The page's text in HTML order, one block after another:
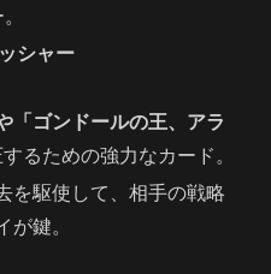
シャー
「ゴンドールの王、アラ
るための強力なカード。
を駆使して、相手の戦略
が鍵。